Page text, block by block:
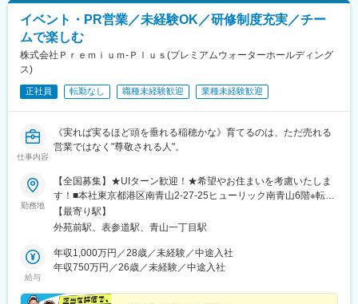
イベント・PR営業／未経験OK／研修制度充実／チー
ムで楽しむ
株式会社Ｐｒｅｍｉｕｍ‐Ｐｌｕｓ(プレミアムウォーターホールディング
ス)
正社員 転勤なし 職種未経験歓迎 業種未経験歓迎
仕事内容
《実れば実るほど頭を垂れる稲穂かな》育てるのは、ただ売れる
営業ではなく"尊敬される人"。
勤務地
【全国募集】★UIターン歓迎！★希望やお住まいを考慮いたしま
す！■本社東京都港区南青山2-27-25ヒューリック南青山6階※転勤
なし※本社に出社する必要はないため、全国各地で勤務可能です
◎■勤務地・全国のイベント会場や大型ショッピングモール北海
勤務候補地：北海道、青森県、岩手県、宮城県、秋田県、山形
県、福島県、茨城県、栃木県、群馬県、埼玉県、千葉県、東京
県、岐阜県、静岡県、愛知県、三重県、滋賀県、京都府、大阪
【最寄り駅】
外苑前駅、表参道駅、青山一丁目駅
給与
年収1,000万円／28歳／未経験／中途入社
年収750万円／26歳／未経験／中途入社